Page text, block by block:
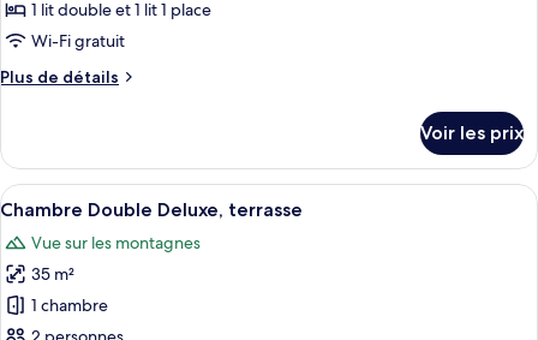
ce
type
chambre :
1 lit double et 1 lit 1 place
Wi-Fi gratuit
Plus de détails
Plus
le
type
de
Chambre
Triple
Voir les prix
Afficher
toutes
les
photos
pour
Un lit à baldaquin dans une
10
Chambre Double Deluxe, terrasse
Vue sur les montagnes
35 m²
1 chambre